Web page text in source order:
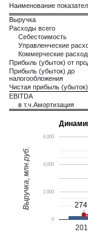
Наименование
Выручка
Расходы всего
Себестоимость
Управленческие
Коммерческие
Прибыль (убыток) от
Прибыль (убыток) до
налогообложения
Чистая прибыль (убыток)
EBITDA
в т.ч.Амортизация
0
2,000
4,000
6,000
Выручка, млн.руб.